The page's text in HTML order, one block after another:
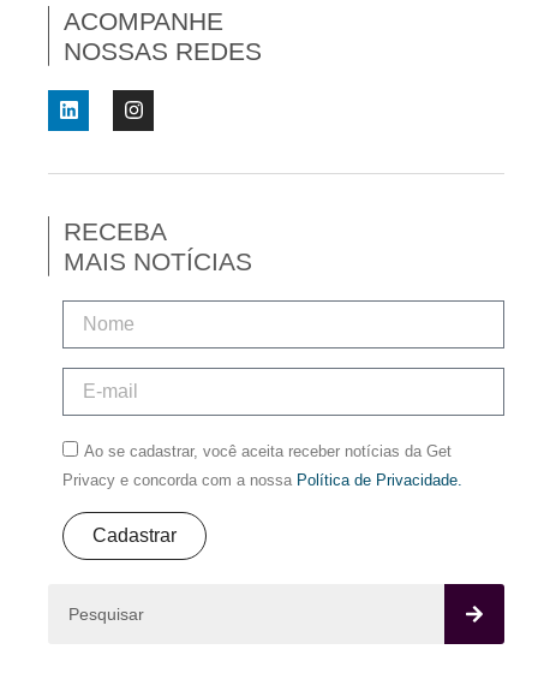
ACOMPANHE
NOSSAS REDES
RECEBA
MAIS NOTÍCIAS
Ao se cadastrar, você aceita receber notícias da Get
Privacy e concorda com a nossa Política de Privacidade.
Cadastrar